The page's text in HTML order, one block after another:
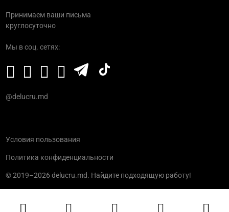
Принимаем ваши письма
круглосуточно
Мы в соц. сетях:
@delucru.md
© 2019–2026 delucru.md. Найдите подходящую работу!
Условия пользования
Политика конфиденциальности